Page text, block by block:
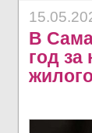
В
год